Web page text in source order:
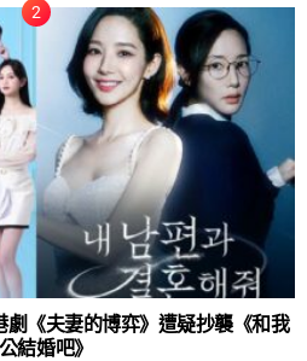
《夫妻的博弈》遭疑抄襲《和我
結婚吧》